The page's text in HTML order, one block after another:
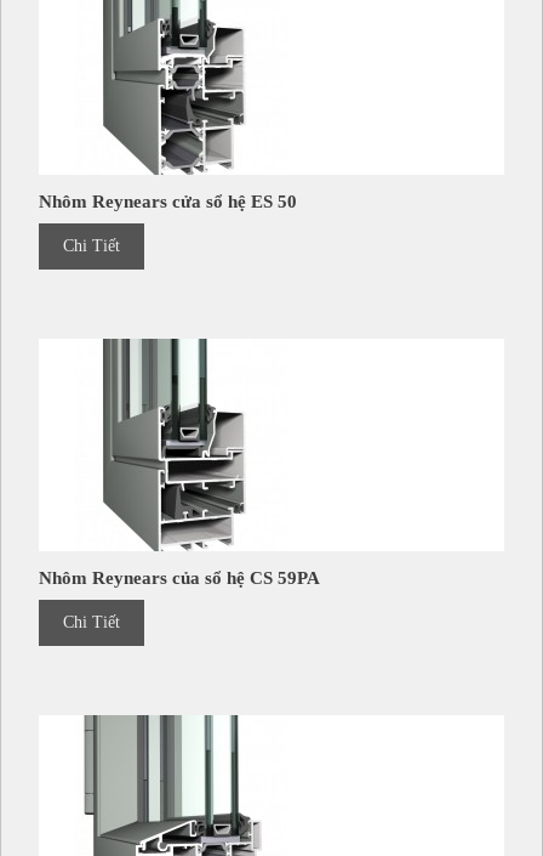
Nhôm Reynears cửa sổ hệ ES 50
Chi Tiết
Nhôm Reynears của sổ hệ CS 59PA
Chi Tiết